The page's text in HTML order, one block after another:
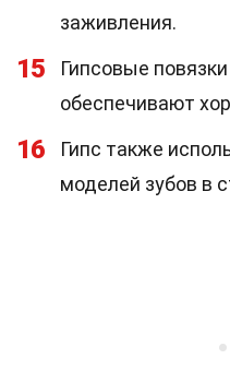
заживления.
15
Гипсовые
обеспечивают
16
Гипс также
моделей зубов в